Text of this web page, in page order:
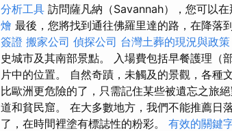
分析工具 訪問薩凡納（Savannah），您可以在
燴 最後，您將找到通往佛羅里達的路，在降落
簽證 搬家公司 偵探公司 台灣土葬的現況與政策
史城市及其南部景點。 入場費包括早餐護理（
片中的位置。 自然奇蹟，未觸及的景觀，各種
比歐洲更危險的了，只需記住某些被遺忘之旅
道和貧民窟。 在大多數地方，我們不能推薦日
了，在時間裡塗有標誌性的粉彩。 有效的關鍵